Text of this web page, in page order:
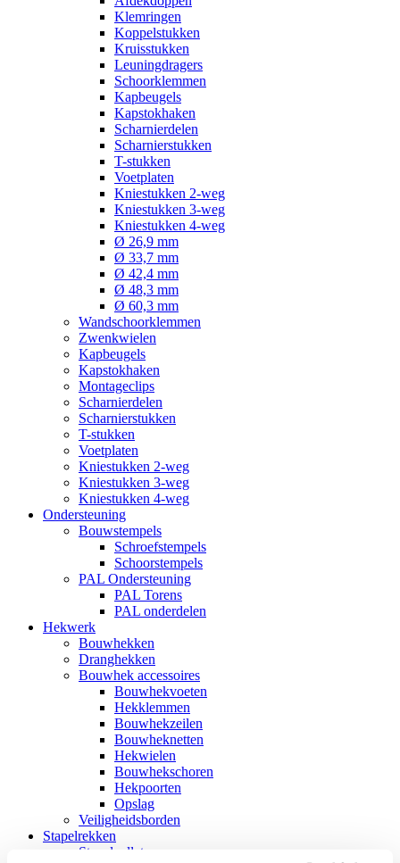
Klemringen
Koppelstukken
Kruisstukken
Leuningdragers
Schoorklemmen
Kapbeugels
Kapstokhaken
Scharnierdelen
Scharnierstukken
T-stukken
Voetplaten
Kniestukken 2-weg
Kniestukken 3-weg
Kniestukken 4-weg
Ø 26,9 mm
Ø 33,7 mm
Ø 42,4 mm
Ø 48,3 mm
Ø 60,3 mm
Wandschoorklemmen
Zwenkwielen
Kapbeugels
Kapstokhaken
Montageclips
Scharnierdelen
Scharnierstukken
T-stukken
Voetplaten
Kniestukken 2-weg
Kniestukken 3-weg
Kniestukken 4-weg
Ondersteuning
Bouwstempels
Schroefstempels
Schoorstempels
PAL Ondersteuning
PAL Torens
PAL onderdelen
Hekwerk
Bouwhekken
Dranghekken
Bouwhek accessoires
Bouwhekvoeten
Hekklemmen
Bouwhekzeilen
Bouwheknetten
Hekwielen
Bouwhekschoren
Hekpoorten
Opslag
Veiligheidsborden
Stapelrekken
Stapelpallets